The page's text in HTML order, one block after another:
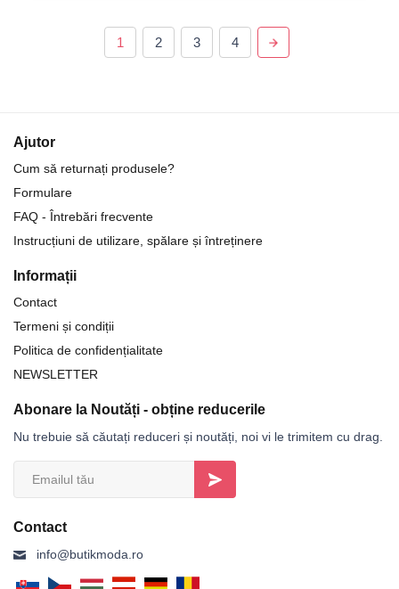
1 2 3 4
Ajutor
Cum să returnați produsele?
Formulare
FAQ - Întrebări frecvente
Instrucțiuni de utilizare, spălare și întreținere
Informații
Contact
Termeni și condiții
Politica de confidențialitate
NEWSLETTER
Abonare la Noutăți - obține reducerile
Nu trebuie să căutați reduceri și noutăți, noi vi le trimitem cu drag.
Contact
info@butikmoda.ro